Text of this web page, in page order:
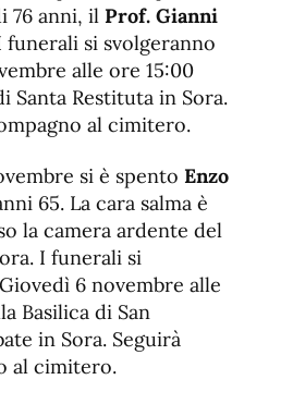
fuente.
76 anni, il Prof. Gianni
funerali si svolgeranno
alle ore 15:00
Santa Restituta in Sora.
al cimitero.
si è spento Enzo
65. La cara salma è
la camera ardente del
I funerali si
6 novembre alle
Basilica di San
in Sora. Seguirà
al cimitero.